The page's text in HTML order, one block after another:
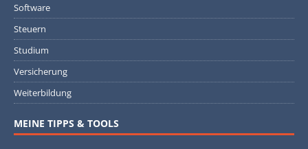
Software
Steuern
Studium
Versicherung
Weiterbildung
MEINE TIPPS & TOOLS